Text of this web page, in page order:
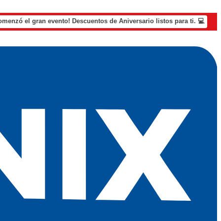
el gran evento! Descuentos de Aniversario listos para ti. 💻